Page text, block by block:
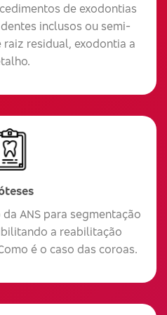
de exodontias
inclusos ou semi-
residual, exodontia a
ANS para segmentação
a reabilitação
é o caso das coroas.